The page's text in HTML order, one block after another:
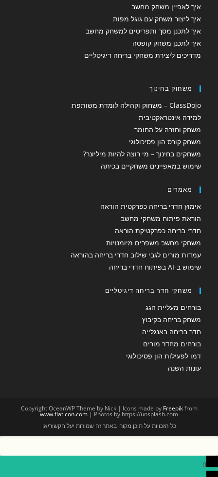
איך לאפיין משחק מחשב
איך ליצור משחק עם גוגל מפות
איך לתכנן מסך ותפריטים למשחק מחשב
איך לתכנן משחק קופסה
מדריכים ליצירת משחקי בריחה דיגיטליים
משחוק בחינוך
ClassDojo – משחוק וקהילה לומדת משותפת
למידה אינטראקטיבית
משחק וחזרה על החומר
משחק קורס הון פסיכולוגי
משחקים בחינוך – מי רוצה להיות מיליונר?
שימוש במאפיינים משחקיים בכיתה
מאמרים
אימוץ חדרי בריחה כפרקטית הוראה
הוראת פיתוח משחקי מחשב
חדרי בריחה כפרקטיקת הוראה
משחקי מחשב משפרים מיומנויות
עמדות מורים לגבי שילוב חדרי בריחה בהוראה
שימוש ב-AI בפיתוח חדרי בריחה
משחקי חדר בריחה דיגיטליים
בורחים מעליית הגג
משחק בריחה בקיבוץ
חדר בריחה באנגלייה
בורחים מחדר מורים
דמו לפעילות הון פסיכולוגי
עונות השנה
Copyright OceanWP Theme by Nick | Icons made by Freepikfrom
www.flaticon.com | Photos by https://unsplash.com
כל הזכויות על תוכן מקורי באתר זה שמורות יעל חקשוריאן
0